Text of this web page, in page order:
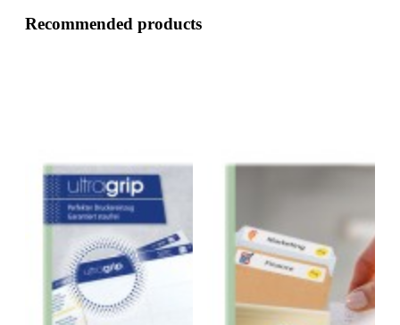
Recommended products